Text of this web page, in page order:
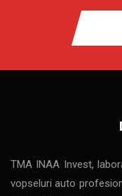
TMA INAA Invest,
vopseluri auto